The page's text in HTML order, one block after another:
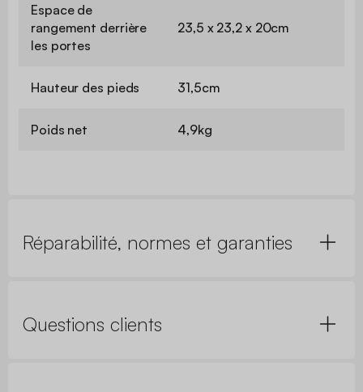
Espace de
rangement derrière
les portes
23,5 x 23,2 x 20cm
Hauteur des pieds 31,5cm
Poids net 4,9kg
Réparabilité, normes et garanties
Questions clients